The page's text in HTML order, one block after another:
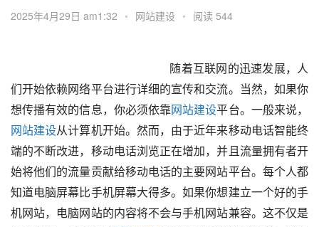
2025年4月29日 am1:32 • 网站建设 • 阅读 544
随着互联网的迅速发展，人
们开始依赖网络平台进行详细的宣传和交流。当然，如果你
想传播有效的信息，你必须依靠 网站建设平台。一般来说，
网站建设从计算机开始。然而，由于近年来移动电话智能终
端的不断改进，移动电话浏览正在增加，并且流量拥有者开
始将他们的流量贡献给移动电话的主要网站平台。每个人都
知道电脑屏幕比手机屏幕大得多。如果你想建立一个好的手
机网站，电脑网站的内容将不会与手机网站兼容。这不仅是